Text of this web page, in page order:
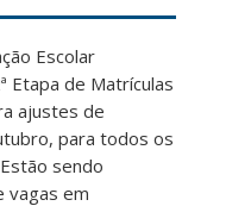
Escolar
Etapa de Matrículas
ajustes de
para todos os
sendo
vagas em